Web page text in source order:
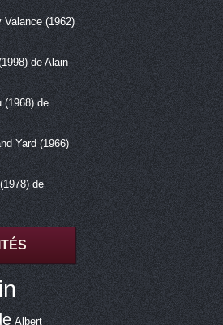
Valance (1962)
de Alain
(1968) de
Yard (1966)
de
Albert